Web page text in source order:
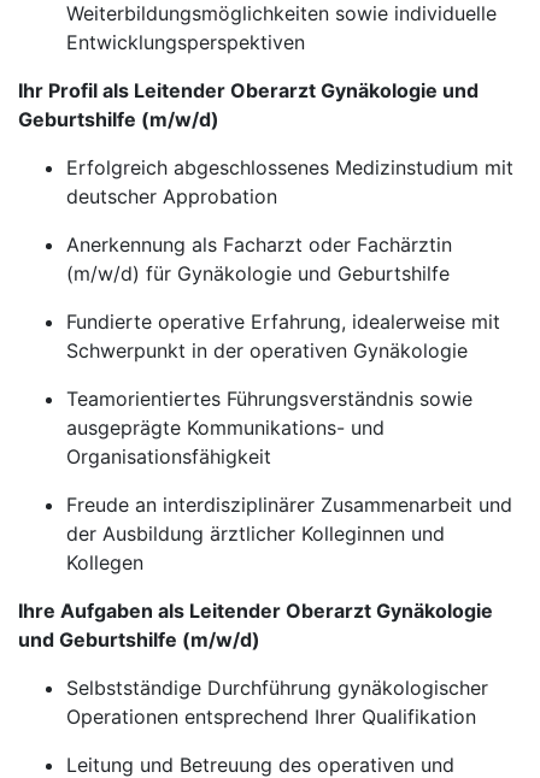
Weiterbildungsmöglichkeiten sowie individuelle
Entwicklungsperspektiven
Ihr Profil als Leitender Oberarzt Gynäkologie und
Geburtshilfe (m/w/d)
Erfolgreich abgeschlossenes Medizinstudium mit
deutscher Approbation
Anerkennung als Facharzt oder Fachärztin
(m/w/d) für Gynäkologie und Geburtshilfe
Fundierte operative Erfahrung, idealerweise mit
Schwerpunkt in der operativen Gynäkologie
Teamorientiertes Führungsverständnis sowie
ausgeprägte Kommunikations- und
Organisationsfähigkeit
Freude an interdisziplinärer Zusammenarbeit und
der Ausbildung ärztlicher Kolleginnen und
Kollegen
Ihre Aufgaben als Leitender Oberarzt Gynäkologie
und Geburtshilfe (m/w/d)
Selbstständige Durchführung gynäkologischer
Operationen entsprechend Ihrer Qualifikation
Leitung und Betreuung des operativen und